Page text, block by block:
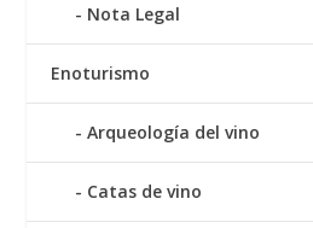
Nota Legal
Enoturismo
Arqueología del vino
Catas de vino